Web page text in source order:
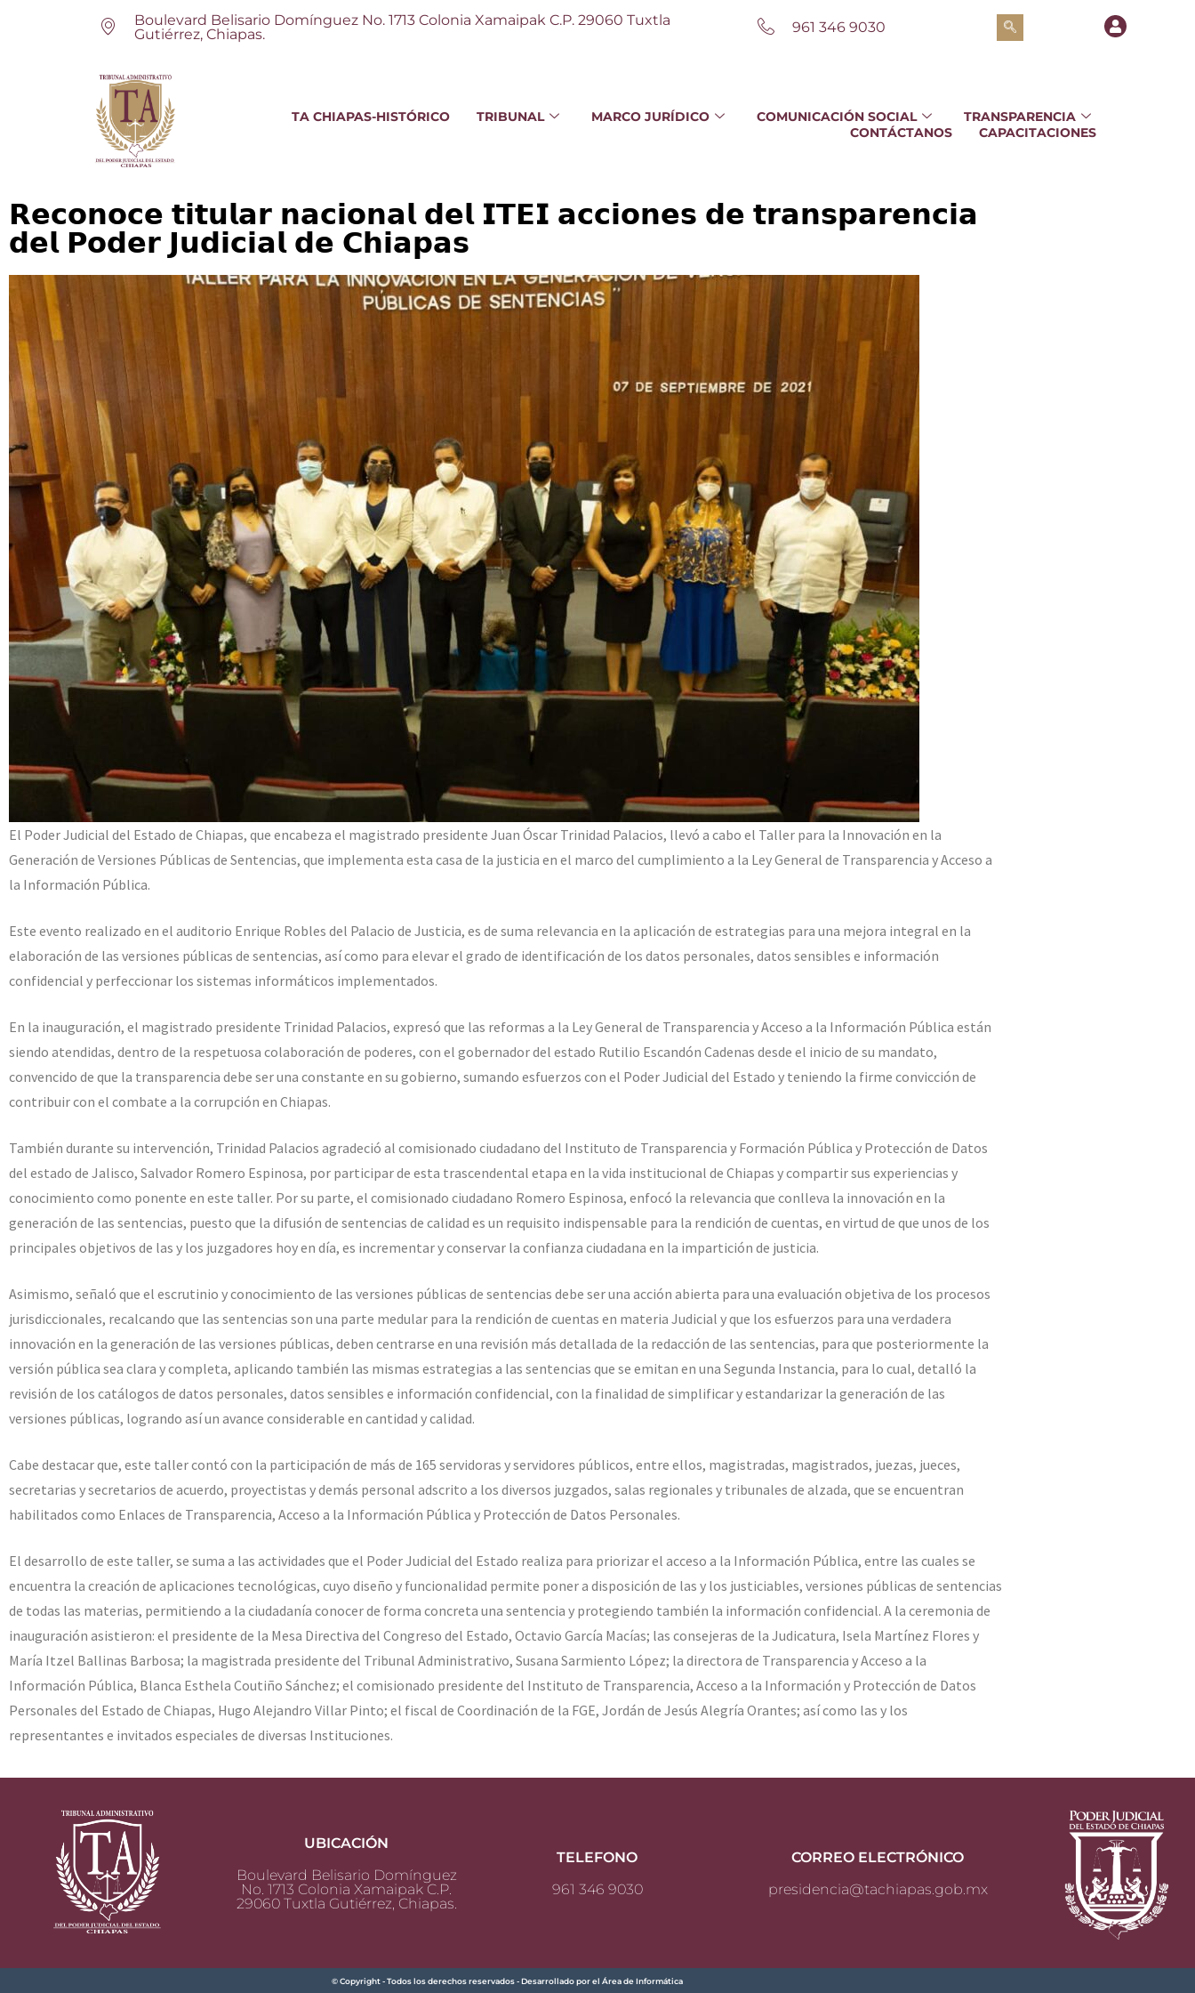
Boulevard Belisario Domínguez No. 1713 Colonia Xamaipak C.P. 29060 Tuxtla
Gutiérrez, Chiapas.
961 346 9030
TA CHIAPAS-HISTÓRICO TRIBUNAL MARCO JURÍDICO COMUNICACIÓN SOCIAL
TRANSPARENCIA
CONTÁCTANOS
CAPACITACIONES
𝗥𝗲𝗰𝗼𝗻𝗼𝗰𝗲 𝘁𝗶𝘁𝘂𝗹𝗮𝗿 𝗻𝗮𝗰𝗶𝗼𝗻𝗮𝗹 𝗱𝗲𝗹 𝗜𝗧𝗘𝗜 𝗮𝗰𝗰𝗶𝗼𝗻𝗲𝘀 𝗱𝗲 𝘁𝗿𝗮𝗻𝘀𝗽𝗮𝗿𝗲𝗻𝗰𝗶𝗮
𝗱𝗲𝗹 𝗣𝗼𝗱𝗲𝗿 𝗝𝘂𝗱𝗶𝗰𝗶𝗮𝗹 𝗱𝗲 𝗖𝗵𝗶𝗮𝗽𝗮𝘀
El Poder Judicial del Estado de Chiapas, que encabeza el magistrado presidente Juan Óscar Trinidad Palacios, llevó a cabo el Taller para la Innovación en la
Generación de Versiones Públicas de Sentencias, que implementa esta casa de la justicia en el marco del cumplimiento a la Ley General de Transparencia y Acceso a
la Información Pública.
Este evento realizado en el auditorio Enrique Robles del Palacio de Justicia, es de suma relevancia en la aplicación de estrategias para una mejora integral en la
elaboración de las versiones públicas de sentencias, así como para elevar el grado de identificación de los datos personales, datos sensibles e información
confidencial y perfeccionar los sistemas informáticos implementados.
En la inauguración, el magistrado presidente Trinidad Palacios, expresó que las reformas a la Ley General de Transparencia y Acceso a la Información Pública están
siendo atendidas, dentro de la respetuosa colaboración de poderes, con el gobernador del estado Rutilio Escandón Cadenas desde el inicio de su mandato,
convencido de que la transparencia debe ser una constante en su gobierno, sumando esfuerzos con el Poder Judicial del Estado y teniendo la firme convicción de
contribuir con el combate a la corrupción en Chiapas.
También durante su intervención, Trinidad Palacios agradeció al comisionado ciudadano del Instituto de Transparencia y Formación Pública y Protección de Datos
del estado de Jalisco, Salvador Romero Espinosa, por participar de esta trascendental etapa en la vida institucional de Chiapas y compartir sus experiencias y
conocimiento como ponente en este taller. Por su parte, el comisionado ciudadano Romero Espinosa, enfocó la relevancia que conlleva la innovación en la
generación de las sentencias, puesto que la difusión de sentencias de calidad es un requisito indispensable para la rendición de cuentas, en virtud de que unos de los
principales objetivos de las y los juzgadores hoy en día, es incrementar y conservar la confianza ciudadana en la impartición de justicia.
Asimismo, señaló que el escrutinio y conocimiento de las versiones públicas de sentencias debe ser una acción abierta para una evaluación objetiva de los procesos
jurisdiccionales, recalcando que las sentencias son una parte medular para la rendición de cuentas en materia Judicial y que los esfuerzos para una verdadera
innovación en la generación de las versiones públicas, deben centrarse en una revisión más detallada de la redacción de las sentencias, para que posteriormente la
versión pública sea clara y completa, aplicando también las mismas estrategias a las sentencias que se emitan en una Segunda Instancia, para lo cual, detalló la
revisión de los catálogos de datos personales, datos sensibles e información confidencial, con la finalidad de simplificar y estandarizar la generación de las
versiones públicas, logrando así un avance considerable en cantidad y calidad.
Cabe destacar que, este taller contó con la participación de más de 165 servidoras y servidores públicos, entre ellos, magistradas, magistrados, juezas, jueces,
secretarias y secretarios de acuerdo, proyectistas y demás personal adscrito a los diversos juzgados, salas regionales y tribunales de alzada, que se encuentran
habilitados como Enlaces de Transparencia, Acceso a la Información Pública y Protección de Datos Personales.
El desarrollo de este taller, se suma a las actividades que el Poder Judicial del Estado realiza para priorizar el acceso a la Información Pública, entre las cuales se
encuentra la creación de aplicaciones tecnológicas, cuyo diseño y funcionalidad permite poner a disposición de las y los justiciables, versiones públicas de sentencias
de todas las materias, permitiendo a la ciudadanía conocer de forma concreta una sentencia y protegiendo también la información confidencial. A la ceremonia de
inauguración asistieron: el presidente de la Mesa Directiva del Congreso del Estado, Octavio García Macías; las consejeras de la Judicatura, Isela Martínez Flores y
María Itzel Ballinas Barbosa; la magistrada presidente del Tribunal Administrativo, Susana Sarmiento López; la directora de Transparencia y Acceso a la
Información Pública, Blanca Esthela Coutiño Sánchez; el comisionado presidente del Instituto de Transparencia, Acceso a la Información y Protección de Datos
Personales del Estado de Chiapas, Hugo Alejandro Villar Pinto; el fiscal de Coordinación de la FGE, Jordán de Jesús Alegría Orantes; así como las y los
representantes e invitados especiales de diversas Instituciones.
UBICACIÓN
Boulevard Belisario Domínguez
No. 1713 Colonia Xamaipak C.P.
29060 Tuxtla Gutiérrez, Chiapas.
TELEFONO
961 346 9030
CORREO ELECTRÓNICO
presidencia@tachiapas.gob.mx
© Copyright - Todos los derechos reservados - Desarrollado por el Área de Informática